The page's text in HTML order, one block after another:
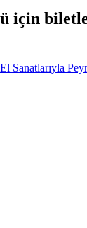
için
Sanatlarıyla